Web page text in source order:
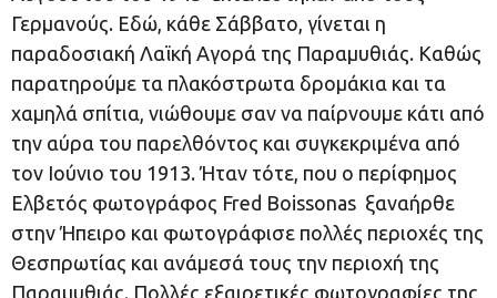
Γερμανούς. Εδώ, κάθε Σάββατο, γίνεται η
παραδοσιακή Λαϊκή Αγορά της Παραμυθιάς. Καθώς
παρατηρούμε τα πλακόστρωτα δρομάκια και τα
χαμηλά σπίτια, νιώθουμε σαν να παίρνουμε κάτι από
την αύρα του παρελθόντος και συγκεκριμένα από
τον Ιούνιο του 1913. Ήταν τότε, που ο περίφημος
Ελβετός φωτογράφος Fred Boissonas ξαναήρθε
στην Ήπειρο και φωτογράφισε πολλές περιοχές της
Θεσπρωτίας και ανάμεσά τους την περιοχή της
Παραμυθιάς. Πολλές εξαιρετικές φωτογραφίες της